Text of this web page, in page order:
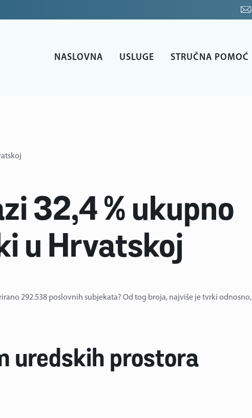
NASLOVNA USLUGE STRUČNA POMOĆ
32,4 % ukupno
u Hrvatskoj
292.538 poslovnih subjekata? Od tog broja, najviše je tvrki
uredskih prostora